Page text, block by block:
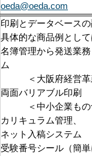
oeda@oeda.com
印刷とデータベースの
具体的な商品例として
名簿管理から発送業
ム
＜大阪府経営革新
両面バリアブル印刷
＜中小企業ものづ
カリキュラム管理、
ネット入稿システム
受験番号シール（簡